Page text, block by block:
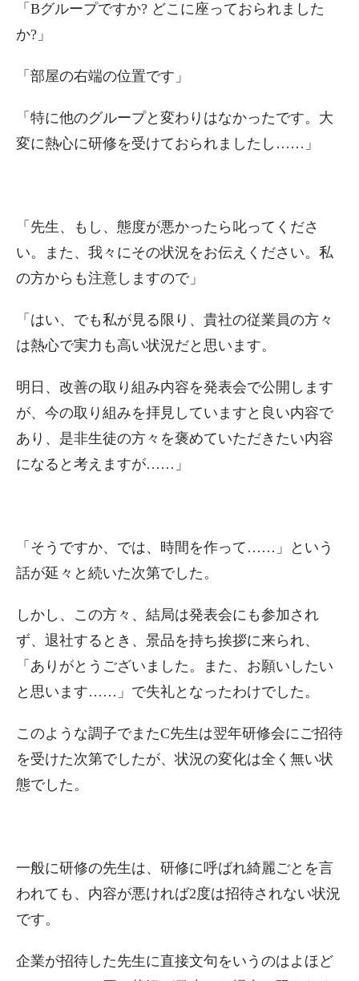
「Bグループですか? どこに座っておられました
か?」
「部屋の右端の位置です」
「特に他のグループと変わりはなかったです。大
変に熱心に研修を受けておられましたし……」
「先生、もし、態度が悪かったら叱ってくださ
い。また、我々にその状況をお伝えください。私
の方からも注意しますので」
「はい、でも私が見る限り、貴社の従業員の方々
は熱心で実力も高い状況だと思います。
明日、改善の取り組み内容を発表会で公開します
が、今の取り組みを拝見していますと良い内容で
あり、是非生徒の方々を褒めていただきたい内容
になると考えますが……」
「そうですか、では、時間を作って……」という
話が延々と続いた次第でした。
しかし、この方々、結局は発表会にも参加され
ず、退社するとき、景品を持ち挨拶に来られ、
「ありがとうございました。また、お願いしたい
と思います……」で失礼となったわけでした。
このような調子でまたC先生は翌年研修会にご招待
を受けた次第でしたが、状況の変化は全く無い状
態でした。
一般に研修の先生は、研修に呼ばれ綺麗ごとを言
われても、内容が悪ければ2度は招待されない状況
です。
企業が招待した先生に直接文句をいうのはよほど